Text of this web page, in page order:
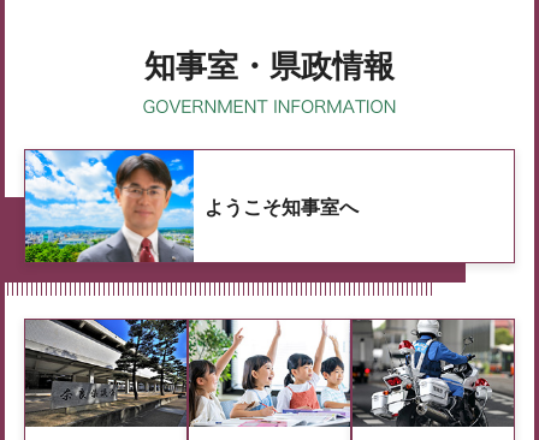
知事室・県政情報
ようこそ知事室へ